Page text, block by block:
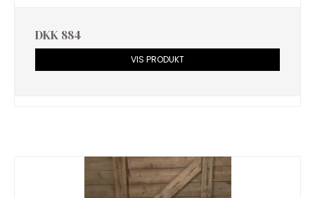
DKK 884
VIS PRODUKT